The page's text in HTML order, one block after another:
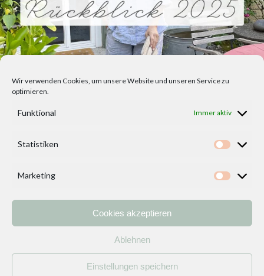
Wir verwenden Cookies, um unsere Website und unseren Service zu
optimieren.
Funktional Immer aktiv
Statistiken
Marketing
Cookies akzeptieren
Ablehnen
Einstellungen speichern
Kontakt
Impressum/ Datenschutzerklärung